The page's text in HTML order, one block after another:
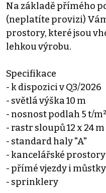
Na základě přímého
(neplatíte provizi)
prostory, které jsou
lehkou výrobu.
Specifikace
- k dispozici v Q3/2026
- světlá výška 10 m
- nosnost podlah 5 t/m²
- rastr sloupů 12 x 24 m
- standard haly "A"
- kancelářské prostory
- přímé vjezdy i můstky
- sprinklery